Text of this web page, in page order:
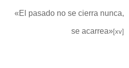
«El pasado no se cierra nunca,
se acarrea»[xv]